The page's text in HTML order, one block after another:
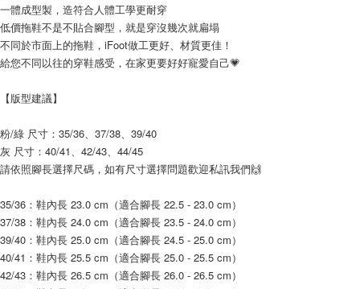
客戶支援中心」https://netprotections.freshdesk.com/support/home
【注意事項】
１．透過由恩沛科技股份有限公司提供之「AFTEE先享後付」服務完成之交
易，需依本服務之必要範圍內提供個人資料，並將交易相關給付款項請求債
２．關於個人資料處理事宜，請瀏覽以下網址：
３．未成年的使用者請事先徵得法定代理人或監護人之同意方可使用
「AFTEE先享後付」，若未經同意申辦者引起之損失，本公司不負相關責
任。
４．使用「AFTEE先享後付」時，將依據個別帳號之用戶狀況，依本公司即
請求用戶進行身份認證。
５．嚴禁一人註冊多個帳號或使用他人資訊註冊。若發現惡意使用之情形，
恩沛科技股份有限公司將有權停止該用戶之使用額度並採取法律行動。
每筆NT$70，滿NT$999(含以上)免運費
新竹物流宅配
每筆NT$90，滿NT$999(含以上)免運費
一體成型製，造符合人體工學更耐穿
低價拖鞋不是不貼合腳型，就是穿沒幾次就扁塌
不同於市面上的拖鞋，iFoot做工更好、材質更佳！
給您不同以往的穿鞋感受，在家更要好好寵愛自己💗
【版型建議】
粉/綠 尺寸：35/36、37/38、39/40
灰 尺寸：40/41、42/43、44/45
請依照腳長選擇尺碼，如有尺寸選擇問題歡迎私訊我們🙌
35/36：鞋內長 23.0 cm（適合腳長 22.5 - 23.0 cm）
37/38：鞋內長 24.0 cm（適合腳長 23.5 - 24.0 cm）
39/40：鞋內長 25.0 cm（適合腳長 24.5 - 25.0 cm）
40/41：鞋內長 25.5 cm（適合腳長 25.0 - 25.5 cm）
42/43：鞋內長 26.5 cm（適合腳長 26.0 - 26.5 cm）